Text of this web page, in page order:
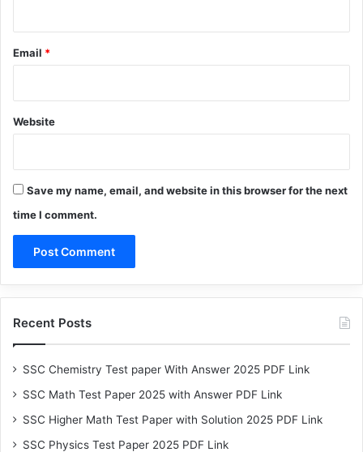
Email *
Website
Save my name, email, and website in this browser for the next
time I comment.
Recent Posts
SSC Chemistry Test paper With Answer 2025 PDF Link
SSC Math Test Paper 2025 with Answer PDF Link
SSC Higher Math Test Paper with Solution 2025 PDF Link
SSC Physics Test Paper 2025 PDF Link